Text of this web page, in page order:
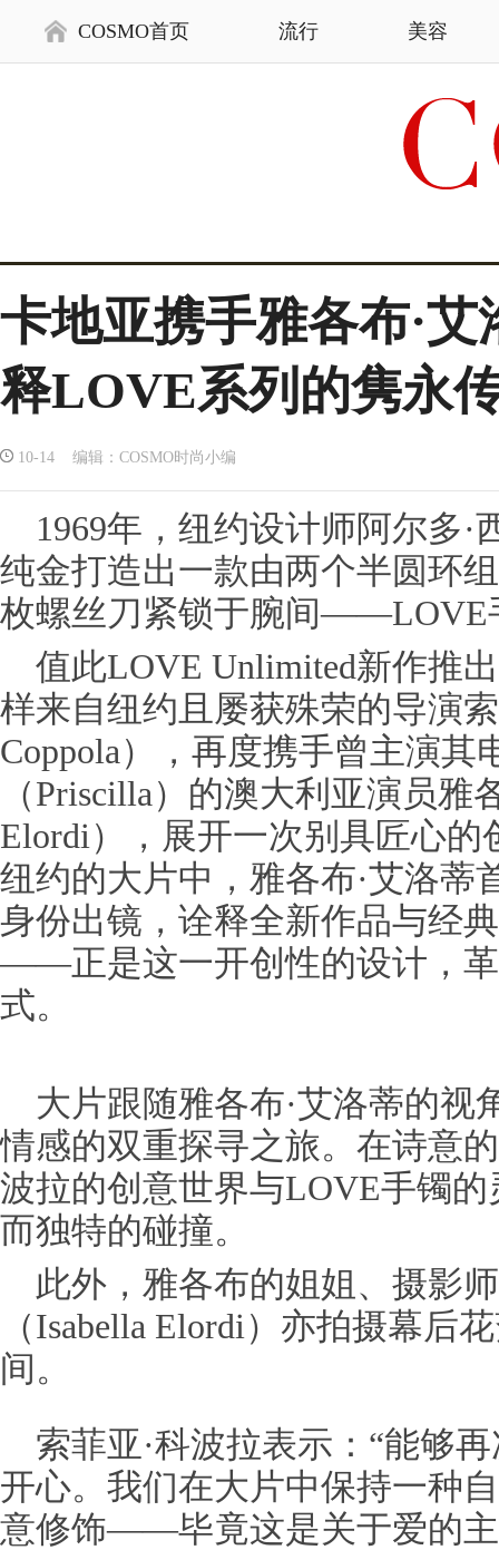
COSMO首页 流行 美容
卡地亚携手雅各布·
释LOVE系列的隽永
10-14 编辑：COSMO时尚小编
1969年，纽约设计师阿尔多·
纯金打造出一款由两个半圆环
枚螺丝刀紧锁于腕间——LOVE
值此LOVE Unlimited新作推
样来自纽约且屡获殊荣的导演
Coppola），再度携手曾主演其
（Priscilla）的澳大利亚演员雅
Elordi），展开一次别具匠心
纽约的大片中，雅各布·艾洛蒂
身份出镜，诠释全新作品与经
——正是这一开创性的设计，
式。
大片跟随雅各布·艾洛蒂的视
情感的双重探寻之旅。在诗意
波拉的创意世界与LOVE手镯
而独特的碰撞。
此外，雅各布的姐姐、摄影
（Isabella Elordi）亦拍摄幕后
间。
索菲亚·科波拉表示：“能够
开心。我们在大片中保持一种
意修饰——毕竟这是关于爱的